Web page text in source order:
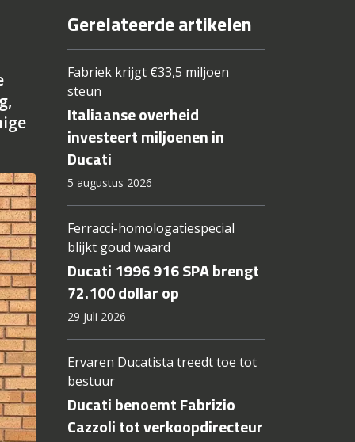
Gerelateerde artikelen
Fabriek krijgt €33,5 miljoen
steun
Italiaanse overheid
investeert miljoenen in
Ducati
5 augustus 2026
Ferracci-homologatiespecial
blijkt goud waard
Ducati 1996 916 SPA brengt
72.100 dollar op
29 juli 2026
Ervaren Ducatista treedt toe tot
bestuur
Ducati benoemt Fabrizio
Cazzoli tot verkoopdirecteur